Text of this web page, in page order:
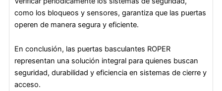
como los bloqueos y sensores, garantiza que las puertas
operen de manera segura y eficiente.
En conclusión, las puertas basculantes ROPER
representan una solución integral para quienes buscan
seguridad, durabilidad y eficiencia en sistemas de cierre y
acceso.